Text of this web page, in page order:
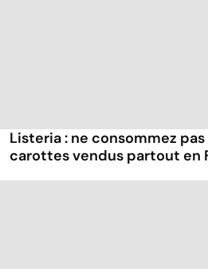
Listeria : ne consommez
carottes vendus partout en